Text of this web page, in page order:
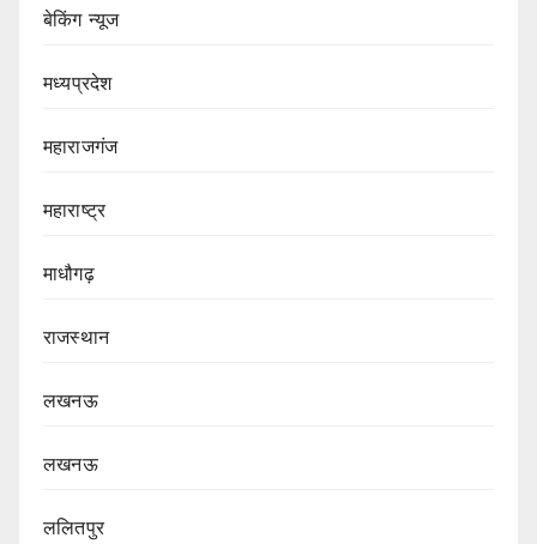
बेकिंग न्यूज
मध्यप्रदेश
महाराजगंज
महाराष्ट्र
माधौगढ़
राजस्थान
लखनऊ
लखनऊ
ललितपुर